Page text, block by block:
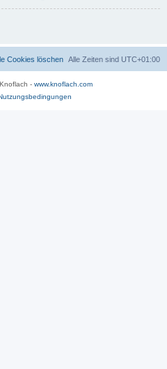
Alle Zeiten sind UTC+01:00
Cookies löschen
- www.knoflach.com